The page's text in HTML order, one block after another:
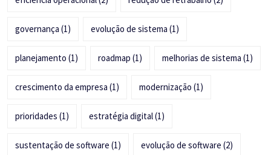
governança (1) evolução de sistema (1)
planejamento (1) roadmap (1) melhorias de sistema (1)
crescimento da empresa (1) modernização (1)
prioridades (1) estratégia digital(1)
sustentação de software (1) evolução de software (2)